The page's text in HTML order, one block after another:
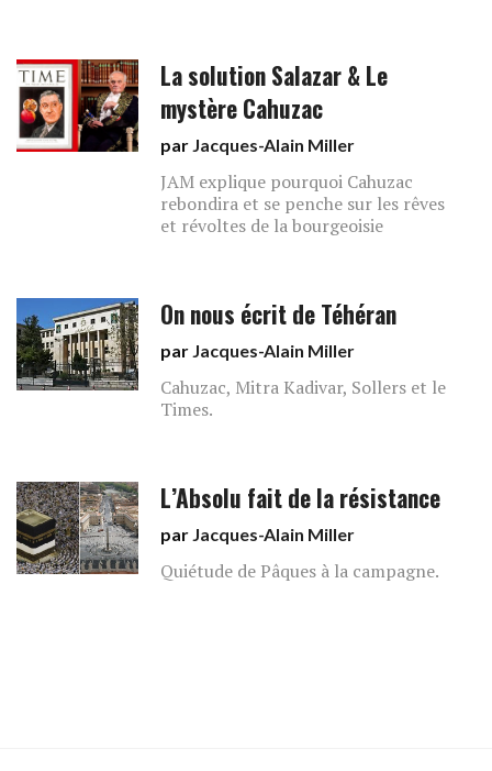
La solution Salazar & Le
mystère Cahuzac
par Jacques-Alain Miller
JAM explique pourquoi Cahuzac
rebondira et se penche sur les rêves
et révoltes de la bourgeoisie
On nous écrit de Téhéran
par Jacques-Alain Miller
Cahuzac, Mitra Kadivar, Sollers et le
Times.
L’Absolu fait de la résistance
par Jacques-Alain Miller
Quiétude de Pâques à la campagne.